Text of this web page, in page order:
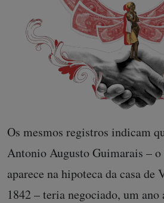
Os mesmos registros indicam
Antonio Augusto Guimarais – o
aparece na hipoteca da casa de
1842 – teria negociado, um ano